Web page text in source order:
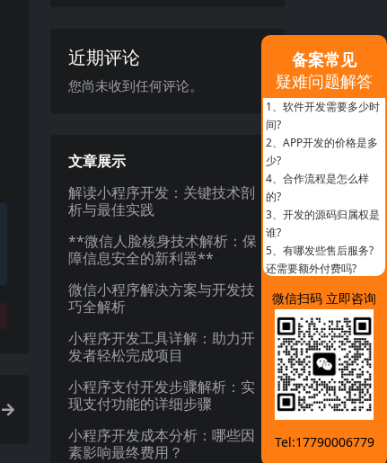
近期评论
您尚未收到任何评论。
文章展示
解读小程序开发：关键技术剖
析与最佳实践
**微信人脸核身技术解析：保
障信息安全的新利器**
微信小程序解决方案与开发技
巧全解析
小程序开发工具详解：助力开
发者轻松完成项目
小程序支付开发步骤解析：实
现支付功能的详细步骤
小程序开发成本分析：哪些因
素影响最终费用？
备案常见
疑难问题解答
1、 软件开发需要多少时
间?
2、 APP开发的价格是多
少?
4、 合作流程是怎么样
的?
3、 开发的源码归属权是
谁?
5、 有哪发些售后服务?
还需要额外付费吗?
微信扫码 立即咨询
Tel:17790006779